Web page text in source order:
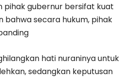
pihak gubernur bersifat kuat
secara hukum, pihak
hati nuraninya untuk
sedangkan keputusan